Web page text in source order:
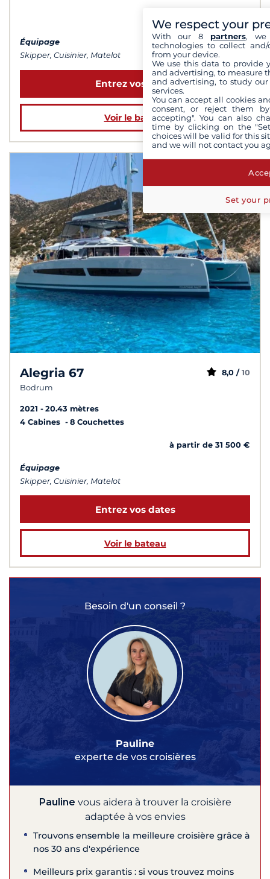
à partir de 31 500 €
Équipage
Skipper, Cuisinier, Matelot
Entrez vos dates
Voir le bateau
Alegria 67
Bodrum
8,0 / 10
2021
20.43 mètres
4 Cabines
8 Couchettes
à partir de 31 500 €
Équipage
Skipper, Cuisinier, Matelot
Entrez vos dates
Voir le bateau
Besoin d'un conseil ?
Pauline
experte de vos croisières
Pauline vous aidera à trouver la croisière
adaptée à vos envies
Trouvons ensemble la meilleure croisière grâce à
nos 30 ans d'expérience
Meilleurs prix garantis : si vous trouvez moins
We respect your
With our 8 partners, we
technologies to collect
from your device.
We use this data to provide
and advertising, to measure
and advertising, to study
services.
You can accept all cookies
consent, or reject them
accepting". You can also
time by clicking on the
choices will be valid for this
and we will not contact you
Set your